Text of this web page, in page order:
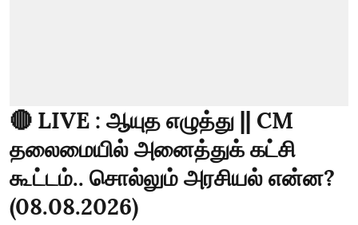
🔴 LIVE : ஆயுத எழுத்து || CM
தலைமையில் அனைத்துக் கட்சி
கூட்டம்.. சொல்லும் அரசியல் என்ன?
(08.08.2026)